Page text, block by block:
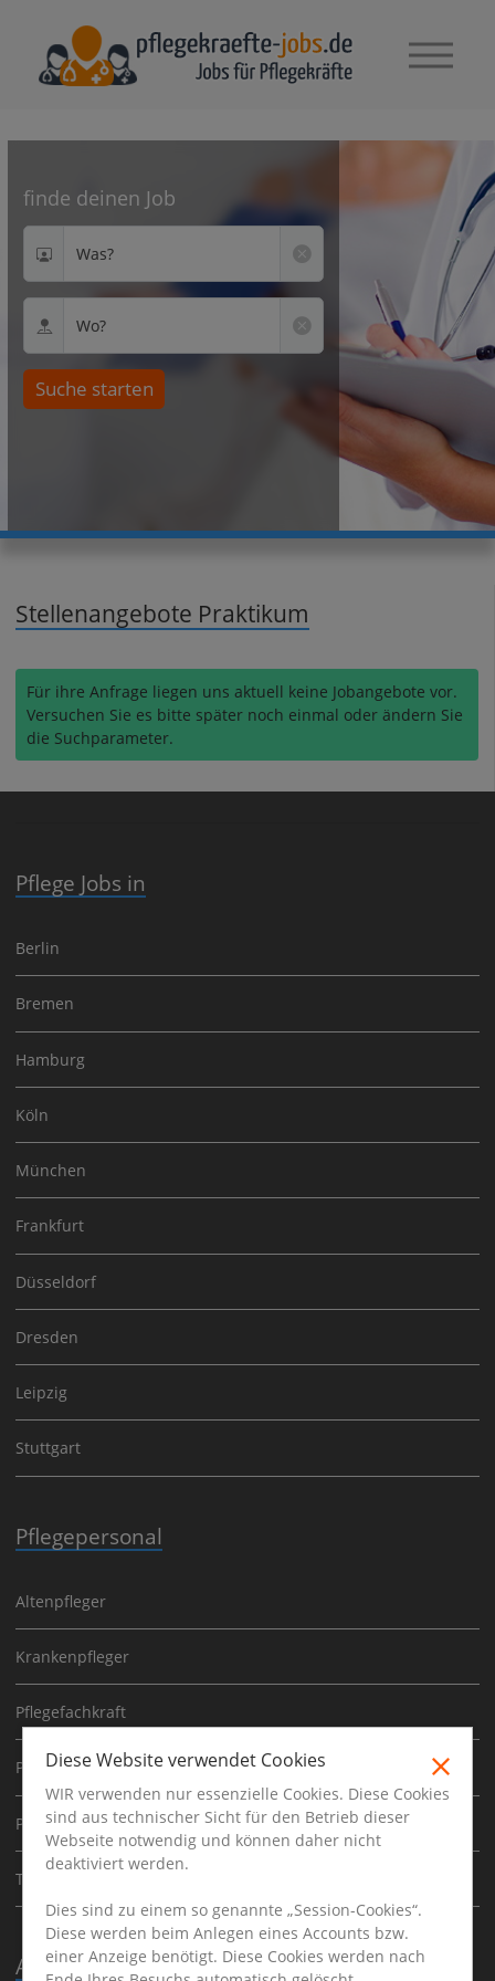
finde deinen Job
Was?
Wo?
Suche starten
Stellenangebote Praktikum
Für ihre Anfrage liegen uns aktuell keine Jobangebote vor.
Versuchen Sie es bitte später noch einmal oder ändern Sie
die Suchparameter.
Pflege Jobs in
Berlin
Bremen
Hamburg
Köln
München
Frankfurt
Düsseldorf
Dresden
Leipzig
Stuttgart
Pflegepersonal
Altenpfleger
Krankenpfleger
Pflegefachkraft
Pflegehelfer
Pflegeleitung
Therapeuten
Ausbildung
Diese Website verwendet Cookies
WIR verwenden nur essenzielle Cookies. Diese Cookies
sind aus technischer Sicht für den Betrieb dieser
Webseite notwendig und können daher nicht
deaktiviert werden.
Dies sind zu einem so genannte „Session-Cookies“.
Diese werden beim Anlegen eines Accounts bzw.
einer Anzeige benötigt. Diese Cookies werden nach